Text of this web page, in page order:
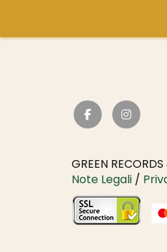
GREEN
Note Legali /